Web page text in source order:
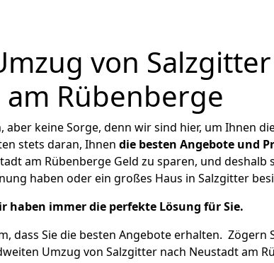
von
am Rübenberge
keine Sorge, denn wir sind hier, um Ihnen
stets daran, Ihnen die besten Angebote und
am Rübenberge Geld zu sparen, und deshalb
haben oder ein großes Haus in Salzgitter
haben immer die perfekte Lösung für Sie.
dass Sie die besten Angebote erhalten. Zögern
Umzug von Salzgitter nach Neustadt am